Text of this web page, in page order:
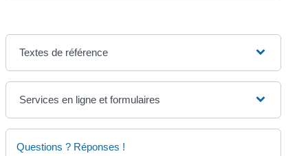
Textes de référence
Services en ligne et formulaires
Questions ? Réponses !